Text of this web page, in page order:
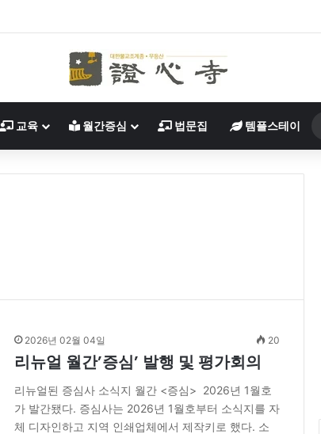
교육 월간증심 법문집 템플스테이
2026년 02월 04일 20
리뉴얼 월간’증심’ 발행 및 평가회의
리뉴얼된 증심사 소식지 월간 <증심> 2026년 1월호
가 발간됐다. 증심사는 2026년 1월호부터 소식지를 자
체 디자인하고 지역 인쇄업체에서 제작키로 했다. 소